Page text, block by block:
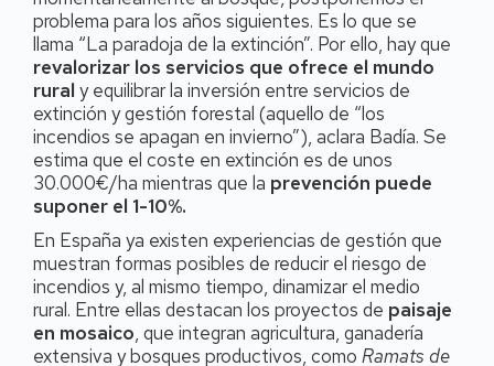
problema para los años siguientes. Es lo que se
llama “La paradoja de la extinción”. Por ello, hay que
revalorizar los servicios que ofrece el mundo
rural y equilibrar la inversión entre servicios de
extinción y gestión forestal (aquello de “los
incendios se apagan en invierno”), aclara Badía. Se
estima que el coste en extinción es de unos
30.000€/ha mientras que la prevención puede
suponer el 1-10%.
En España ya existen experiencias de gestión que
muestran formas posibles de reducir el riesgo de
incendios y, al mismo tiempo, dinamizar el medio
rural. Entre ellas destacan los proyectos de paisaje
en mosaico, que integran agricultura, ganadería
extensiva y bosques productivos, como Ramats de